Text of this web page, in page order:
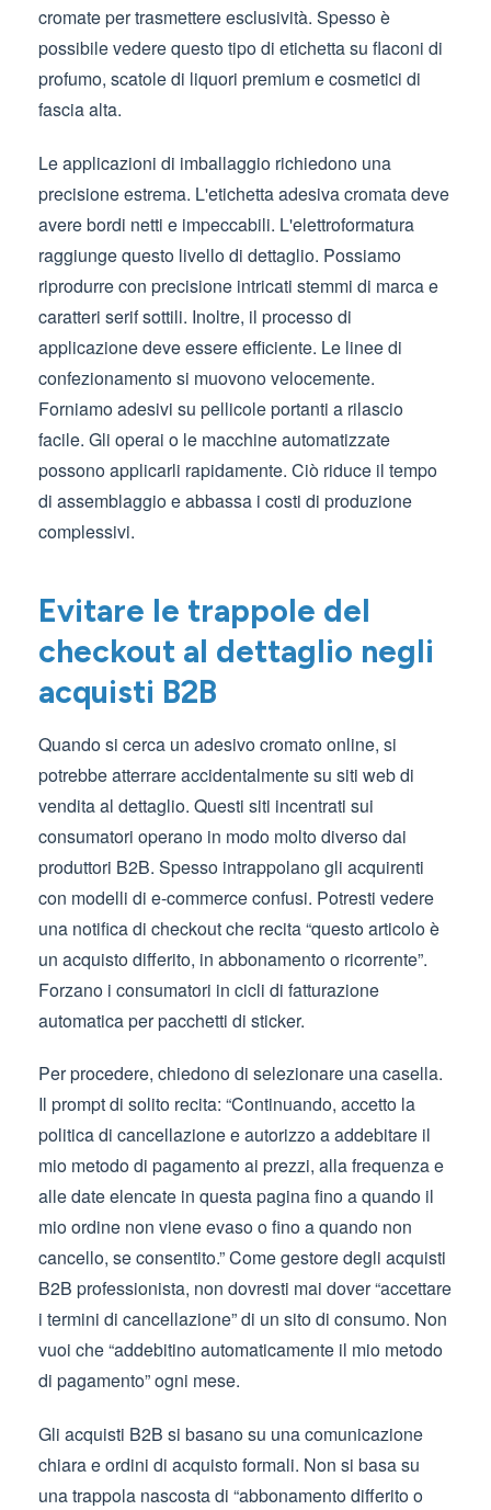
cromate per trasmettere esclusività. Spesso è
possibile vedere questo tipo di etichetta su flaconi di
profumo, scatole di liquori premium e cosmetici di
fascia alta.
Le applicazioni di imballaggio richiedono una
precisione estrema. L'etichetta adesiva cromata deve
avere bordi netti e impeccabili. L'elettroformatura
raggiunge questo livello di dettaglio. Possiamo
riprodurre con precisione intricati stemmi di marca e
caratteri serif sottili. Inoltre, il processo di
applicazione deve essere efficiente. Le linee di
confezionamento si muovono velocemente.
Forniamo adesivi su pellicole portanti a rilascio
facile. Gli operai o le macchine automatizzate
possono applicarli rapidamente. Ciò riduce il tempo
di assemblaggio e abbassa i costi di produzione
complessivi.
Evitare le trappole del
checkout al dettaglio negli
acquisti B2B
Quando si cerca un adesivo cromato online, si
potrebbe atterrare accidentalmente su siti web di
vendita al dettaglio. Questi siti incentrati sui
consumatori operano in modo molto diverso dai
produttori B2B. Spesso intrappolano gli acquirenti
con modelli di e-commerce confusi. Potresti vedere
una notifica di checkout che recita “questo articolo è
un acquisto differito, in abbonamento o ricorrente”.
Forzano i consumatori in cicli di fatturazione
automatica per pacchetti di sticker.
Per procedere, chiedono di selezionare una casella.
Il prompt di solito recita: “Continuando, accetto la
politica di cancellazione e autorizzo a addebitare il
mio metodo di pagamento ai prezzi, alla frequenza e
alle date elencate in questa pagina fino a quando il
mio ordine non viene evaso o fino a quando non
cancello, se consentito.” Come gestore degli acquisti
B2B professionista, non dovresti mai dover “accettare
i termini di cancellazione” di un sito di consumo. Non
vuoi che “addebitino automaticamente il mio metodo
di pagamento” ogni mese.
Gli acquisti B2B si basano su una comunicazione
chiara e ordini di acquisto formali. Non si basa su
una trappola nascosta di “abbonamento differito o